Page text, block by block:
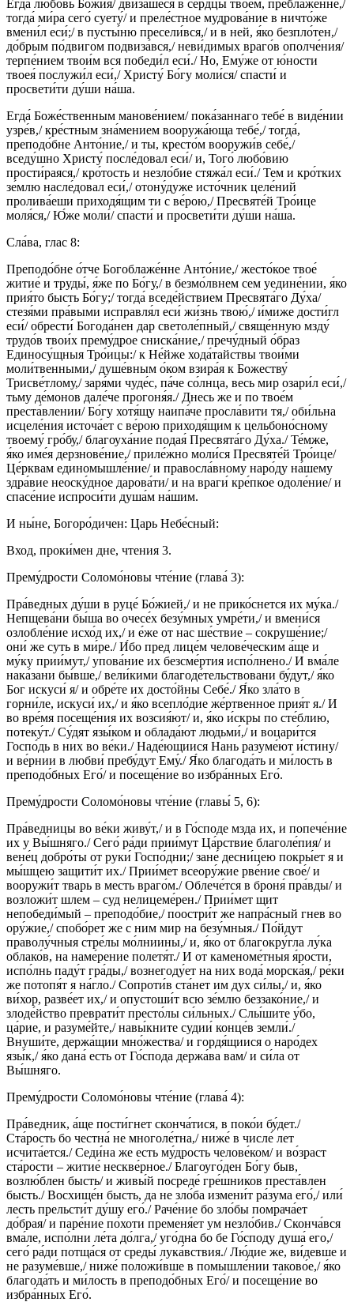
Егда́ любо́вь Бо́жия/ двиза́шеся в се́рдцы твое́м, преблаже́нне,/
тогда́ ми́ра сего́ суету́/ и преле́стное мудрова́ние в ничто́же
вмени́л еси́;/ в пусты́ню пресели́вся,/ и в ней, я́ко безпло́тен,/
до́брым по́двигом подвиза́вся,/ неви́димых враго́в ополче́ния/
терпе́нием твои́м вся победи́л еси́./ Но, Ему́же от ю́ности
твоея́ послужи́л еси́,/ Христу́ Бо́гу моли́ся/ спасти́ и
просвети́ти ду́ши на́ша.
Егда́ Боже́ственным манове́нием/ пока́заннаго тебе́ в виде́нии
узре́в,/ кре́стным зна́мением вооружа́юща тебе́,/ тогда́,
преподо́бне Анто́ние,/ и ты, кресто́м вооружи́в себе́,/
вседу́шно Христу́ после́довал еси́/ и, Того́ любо́вию
прости́раяся,/ кро́тость и незло́бие стяжа́л еси́./ Тем и кро́тких
зе́млю насле́довал еси́,/ отону́дуже исто́чник целе́ний
пролива́еши приходя́щим ти с ве́рою,/ Пресвяте́й Тро́ице
моля́ся,/ Ю́же моли́/ спасти́ и просвети́ти ду́ши на́ша.
Сла́ва, глас 8:
Преподо́бне о́тче Богоблаже́нне Анто́ние,/ жесто́кое твое́
житие́ и труды́, я́же по Бо́гу,/ в безмо́лвнем сем уедине́нии, я́ко
прия́то бысть Бо́гу;/ тогда́ вседе́йствием Пресвята́го Ду́ха/
стезя́ми пра́выми исправля́л еси́ жи́знь твою́,/ и́миже дости́гл
еси́/ обрести́ Богода́нен дар светоле́пный,/ свяще́нную мзду́
трудо́в твои́х прему́дрое сниска́ние,/ пречу́дный о́браз
Единосу́щныя Тро́ицы:/ к Не́йже хода́тайствы твои́ми
моли́твенными,/ душе́вным о́ком взира́я к Божеству́
Трисве́тлому,/ заря́ми чуде́с, па́че со́лнца, весь мир озари́л еси́,/
тьму де́монов дале́че прогоня́я./ Днесь же и по твое́м
преста́влении/ Бо́гу хотя́щу наипа́че просла́вити тя,/ оби́льна
исцеле́ния источа́ет с ве́рою приходя́щим к цельбоно́сному
твоему́ гро́бу,/ благоуха́ние подая́ Пресвята́го Ду́ха./ Те́мже,
я́ко име́я дерзнове́ние,/ приле́жно моли́ся Пресвяте́й Тро́ице/
Це́рквам единомышле́ние/ и правосла́вному наро́ду на́шему
здра́вие неоску́дное дарова́ти/ и на враги́ кре́пкое одоле́ние/ и
спасе́ние испроси́ти душа́м на́шим.
И ны́не, Богоро́дичен: Царь Небе́сный:
Вход, проки́мен дне, чтения 3.
Прему́дрости Соломо́новы чте́ние (глава́ 3):
Пра́ведных ду́ши в руце́ Бо́жией,/ и не прико́снется их му́ка./
Непщева́ни бы́ша во очесе́х безу́мных умре́ти,/ и вмени́ся
озлобле́ние исхо́д их,/ и е́же от нас ше́ствие – сокруше́ние;/
они́ же суть в ми́ре./ И́бо пред лице́м челове́ческим а́ще и
му́ку прии́мут,/ упова́ние их безсме́ртия испо́лнено./ И вма́ле
нака́зани бы́вше,/ вели́кими благоде́тельствовани бу́дут,/ я́ко
Бог искуси́ я/ и обре́те их досто́йны Себе́./ Я́ко зла́то в
горни́ле, искуси́ их,/ и я́ко всепло́дие же́ртвенное прия́т я./ И
во вре́мя посеще́ния их возсия́ют/ и, я́ко и́скры по сте́блию,
потеку́т./ Су́дят язы́ком и облада́ют людьми́,/ и воцари́тся
Госпо́дь в них во ве́ки./ Наде́ющиися Нань разуме́ют и́стину/
и ве́рнии в любви́ пребу́дут Ему́./ Я́ко благода́ть и ми́лость в
преподо́бных Его́/ и посеще́ние во избра́нных Его́.
Прему́дрости Соломо́новы чте́ние (главы́ 5, 6):
Пра́ведницы во ве́ки живу́т,/ и в Го́споде мзда их, и попече́ние
их у Вы́шняго./ Сего́ ра́ди прии́мут Ца́рствие благоле́пия/ и
вене́ц добро́ты от руки́ Госпо́дни;/ зане́ десни́цею покры́ет я и
мы́шцею защити́т их./ Прии́мет всеору́жие рве́ние свое́/ и
вооружи́т тварь в месть враго́м./ Облече́тся в броня́ пра́вды/ и
возложи́т шлем – суд нелицеме́рен./ Прии́мет щит
непобеди́мый – преподо́бие,/ поостри́т же напра́сный гнев во
ору́жие,/ спобо́рет же с ним мир на безу́мныя./ По́йдут
праволу́чныя стре́лы мо́лниины,/ и, я́ко от благокру́гла лу́ка
облако́в, на наме́рение полетя́т./ И от каменоме́тныя я́рости,
испо́лнь паду́т гра́ды,/ вознегоду́ет на них вода́ морска́я,/ ре́ки
же потопя́т я на́гло./ Сопроти́в ста́нет им дух си́лы,/ и, я́ко
ви́хор, разве́ет их,/ и опустоши́т всю зе́млю беззако́ние,/ и
злоде́йство преврати́т престо́лы си́льных./ Слы́шите у́бо,
ца́рие, и разуме́йте,/ навы́кните судии́ конце́в земли́./
Внуши́те, держа́щии мно́жества/ и гордя́щиися о наро́дех
язы́к,/ я́ко дана́ есть от Го́спода держа́ва вам/ и си́ла от
Вы́шняго.
Прему́дрости Соломо́новы чте́ние (глава́ 4):
Пра́ведник, а́ще пости́гнет сконча́тися, в поко́и бу́дет./
Ста́рость бо честна́ не многоле́тна,/ ниже́ в числе́ лет
исчита́ется./ Седи́на же есть му́дрость челове́ком/ и во́зраст
ста́рости – житие́ нескве́рное./ Благоуго́ден Бо́гу быв,
возлю́блен бысть/ и живы́й посреде́ гре́шников преста́влен
бысть./ Восхище́н бысть, да не зло́ба измени́т ра́зума его́,/ или́
лесть прельсти́т ду́шу его́./ Раче́ние бо зло́бы помрача́ет
до́брая/ и паре́ние по́хоти пременя́ет ум незло́бив./ Сконча́вся
вма́ле, испо́лни ле́та до́лга,/ уго́дна бо бе Го́споду душа́ его,/
сего́ ра́ди потща́ся от среды́ лука́вствия./ Лю́дие же, ви́девше и
не разуме́вше,/ ниже́ положи́вше в помышле́нии таково́е,/ я́ко
благода́ть и ми́лость в преподо́бных Его́/ и посеще́ние во
избра́нных Его́.